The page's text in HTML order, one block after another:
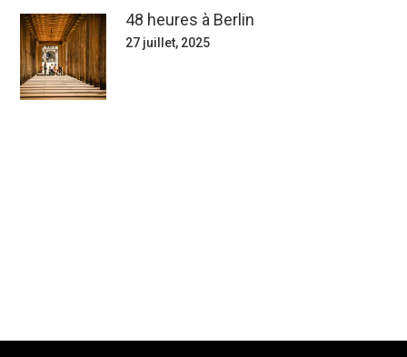
48 heures à Berlin
27 juillet, 2025